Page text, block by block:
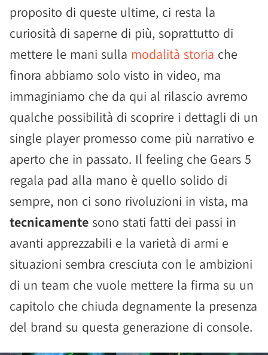
proposito di queste ultime, ci resta la
curiosità di saperne di più, soprattutto di
mettere le mani sulla modalità storia che
finora abbiamo solo visto in video, ma
immaginiamo che da qui al rilascio avremo
qualche possibilità di scoprire i dettagli di un
single player promesso come più narrativo e
aperto che in passato. Il feeling che Gears 5
regala pad alla mano è quello solido di
sempre, non ci sono rivoluzioni in vista, ma
tecnicamente sono stati fatti dei passi in
avanti apprezzabili e la varietà di armi e
situazioni sembra cresciuta con le ambizioni
di un team che vuole mettere la firma su un
capitolo che chiuda degnamente la presenza
del brand su questa generazione di console.